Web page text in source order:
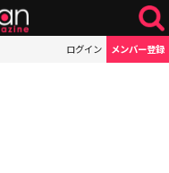
ログイン メンバー登録